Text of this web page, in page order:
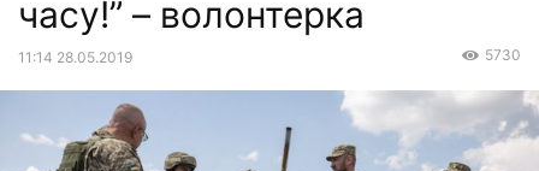
часу!” – волонтерка
11:14 28.05.2019 5730